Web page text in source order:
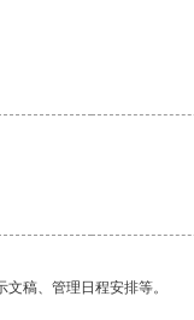
稿、管理日程安排等。